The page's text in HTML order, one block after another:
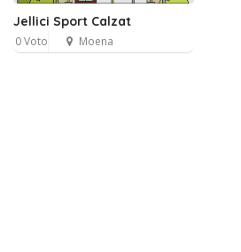
Jellici Sport Calzat
0 Voto Moena